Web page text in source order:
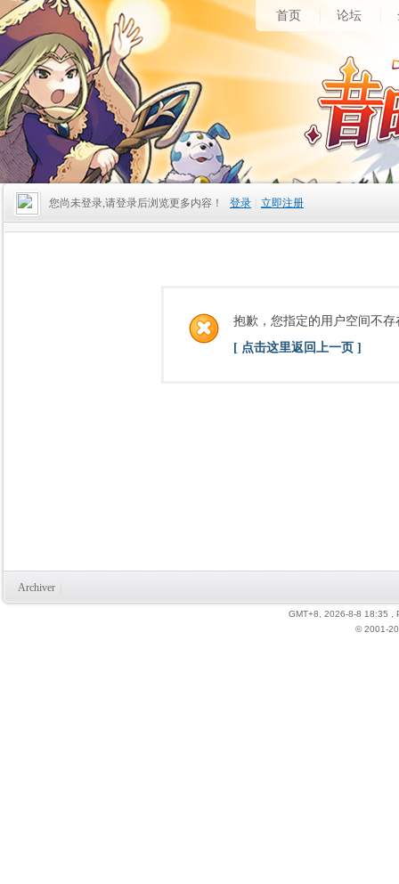
首页 论坛
您尚未登录,请登录后浏览更多内容！ 登录 立即注册
抱歉，您指定的用户空间不存
[ 点击这里返回上一页 ]
Archiver
GMT+8, 2026-8-8 18:35
© 2001-